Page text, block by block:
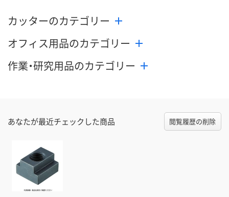
数量
カゴへ
数量
カッターのカテゴリー
オフィス用品のカテゴリー
作業・研究用品のカテゴリー
あなたが最近チェックした商品 閲覧履歴の削除